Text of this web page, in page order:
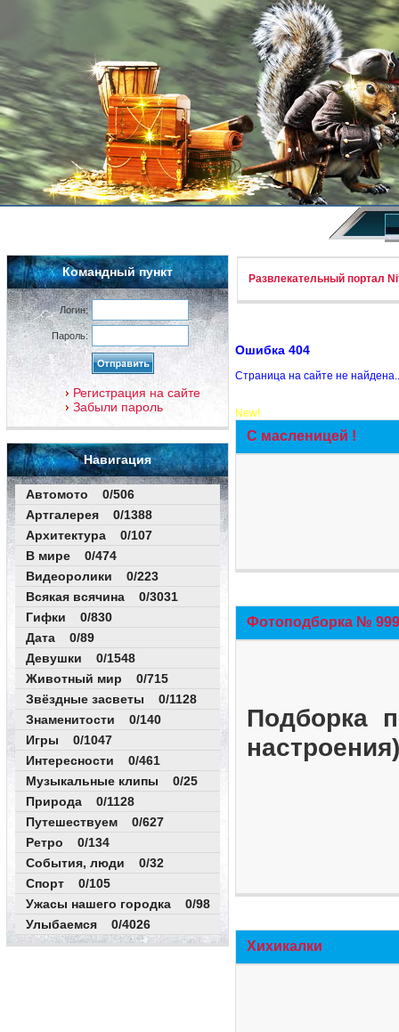
Командный пункт
Логин:
Пароль:
Регистрация на сайте
Забыли пароль
Навигация
Автомото 0/506
Артгалерея 0/1388
Архитектура 0/107
В мире 0/474
Видеоролики 0/223
Всякая всячина 0/3031
Гифки 0/830
Дата 0/89
Девушки 0/1548
Животный мир 0/715
Звёздные засветы 0/1128
Знаменитости 0/140
Игры 0/1047
Интересности 0/461
Музыкальные клипы 0/25
Природа 0/1128
Путешествуем 0/627
Ретро 0/134
События, люди 0/32
Спорт 0/105
Ужасы нашего городка 0/98
Улыбаемся 0/4026
Развлекательный портал
Ошибка 404
Страница на сайте не
New!
С масленицей !
Фотоподборка №
Подборка
Хихикалки